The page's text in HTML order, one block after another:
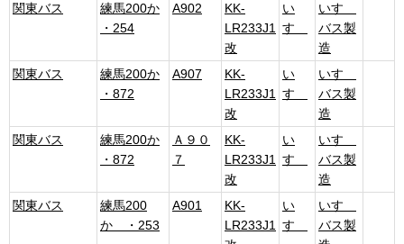
関東バス
練馬200か
・254
A902
KK-
LR233J1
改
い
すゞ
いすゞ
バス製
造
関東バス
練馬200か
・872
A907
KK-
LR233J1
改
い
すゞ
いすゞ
バス製
造
関東バス
練馬200か
・872
Ａ９０
７
KK-
LR233J1
改
い
すゞ
いすゞ
バス製
造
関東バス
練馬200
か ・253
A901
KK-
LR233J1
い
すゞ
いすゞ
バス製